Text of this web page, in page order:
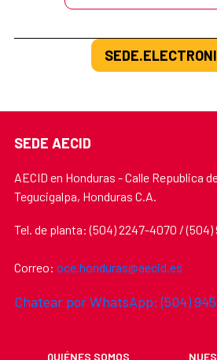
SEDE AECID
AECID en Honduras - Calle Republica
Tegucigalpa, Honduras C.A.
Tel. de planta: (504) 2247-4070 / (504)
Correo: oce.honduras@aecid.es
Chatear por WhatsApp: (504)
QUIÉNES SOMOS